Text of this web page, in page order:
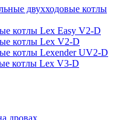
двухходовые котлы
котлы Lex Easy V2-D
котлы Lex V2-D
котлы Lexender UV2-D
котлы Lex V3-D
дровах